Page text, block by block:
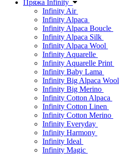
Пряжа Infinity
Infinity Air
Infinity Alpaca
Infinity Alpaca Boucle
Infinity Alpaca Silk
Infinity Alpaca Wool
Infinity Aquarelle
Infinity Aquarelle Print
Infinity Baby Lama
Infinity Big Alpaca Wool
Infinity Big Merino
Infinity Cotton Alpaca
Infinity Cotton Linen
Infinity Cotton Merino
Infinity Everyday
Infinity Harmony
Infinity Ideal
Infinity Magic